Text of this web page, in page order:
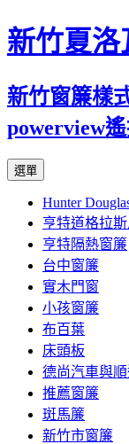
新竹夏
新竹窗簾樣
powerview
選單
內
容
Hunter
亨特道格拉
亨特隔熱窗簾
台中窗簾
實木門窗
小孩窗簾
布百葉
床頭板
德尚汽車與
推薦窗簾
斑馬簾
新竹市窗簾